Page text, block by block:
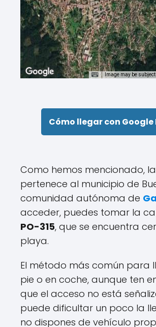
Image may be
Cómo llegar con Google
Como hemos mencionado,
pertenece al municipio de
comunidad autónoma de
acceder, puedes tomar la
PO-315, que se encuentra
playa.
El método más común para
pie o en coche, aunque ten
que el acceso no está
puede dificultar un poco la
no dispones de vehículo